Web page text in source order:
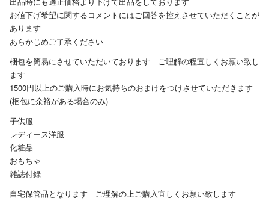
お値下げ希望に関するコメントにはご回答を控えさせていただくことが
あります
あらかじめご了承ください
梱包を簡易にさせていただいております ご理解の程宜しくお願い致し
ます
1500円以上のご購入時にお気持ちのおまけをつけさせていただきます
(梱包に余裕がある場合のみ)
子供服
レディース洋服
化粧品
おもちゃ
雑誌付録
自宅保管品となります ご理解の上ご購入宜しくお願い致します